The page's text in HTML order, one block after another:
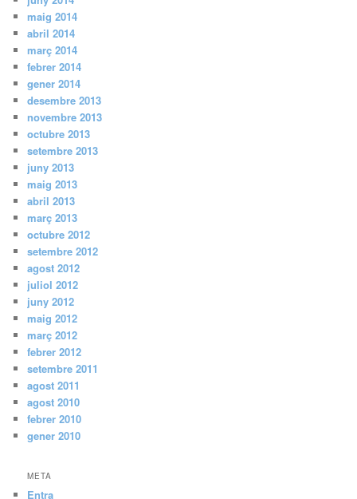
maig 2014
abril 2014
març 2014
febrer 2014
gener 2014
desembre 2013
novembre 2013
octubre 2013
setembre 2013
juny 2013
maig 2013
abril 2013
març 2013
octubre 2012
setembre 2012
agost 2012
juliol 2012
juny 2012
maig 2012
març 2012
febrer 2012
setembre 2011
agost 2011
agost 2010
febrer 2010
gener 2010
META
Entra